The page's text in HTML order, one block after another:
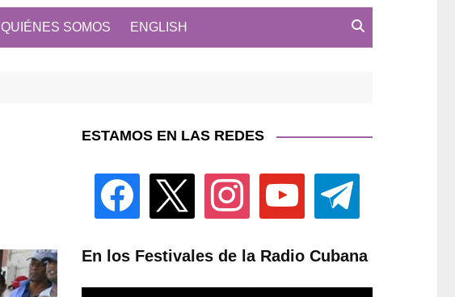
QUIÉNES SOMOS ENGLISH
ESTAMOS EN LAS REDES
facebook instagram youtube telegram
En los Festivales de la Radio Cubana